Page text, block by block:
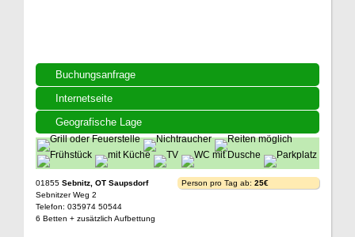
Buchungsanfrage
Internetseite
Geografische Lage
01855 Sebnitz, OT Saupsdorf
Sebnitzer Weg 2
Telefon: 035974 50544
6 Betten + zusätzlich Aufbettung
Person pro Tag ab: 25€